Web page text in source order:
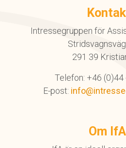
Intressegruppen för
291 39
Telefon: +46 (0)44
E-post:
Om IfA